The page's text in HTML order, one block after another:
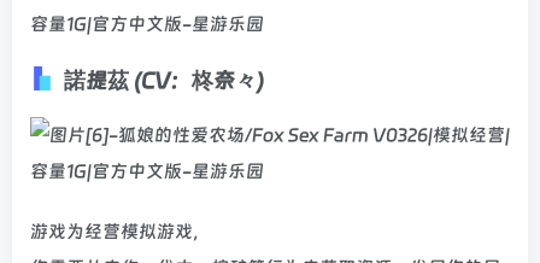
諾提茲 (CV：柊奈々)
游戏为经营模拟游戏，